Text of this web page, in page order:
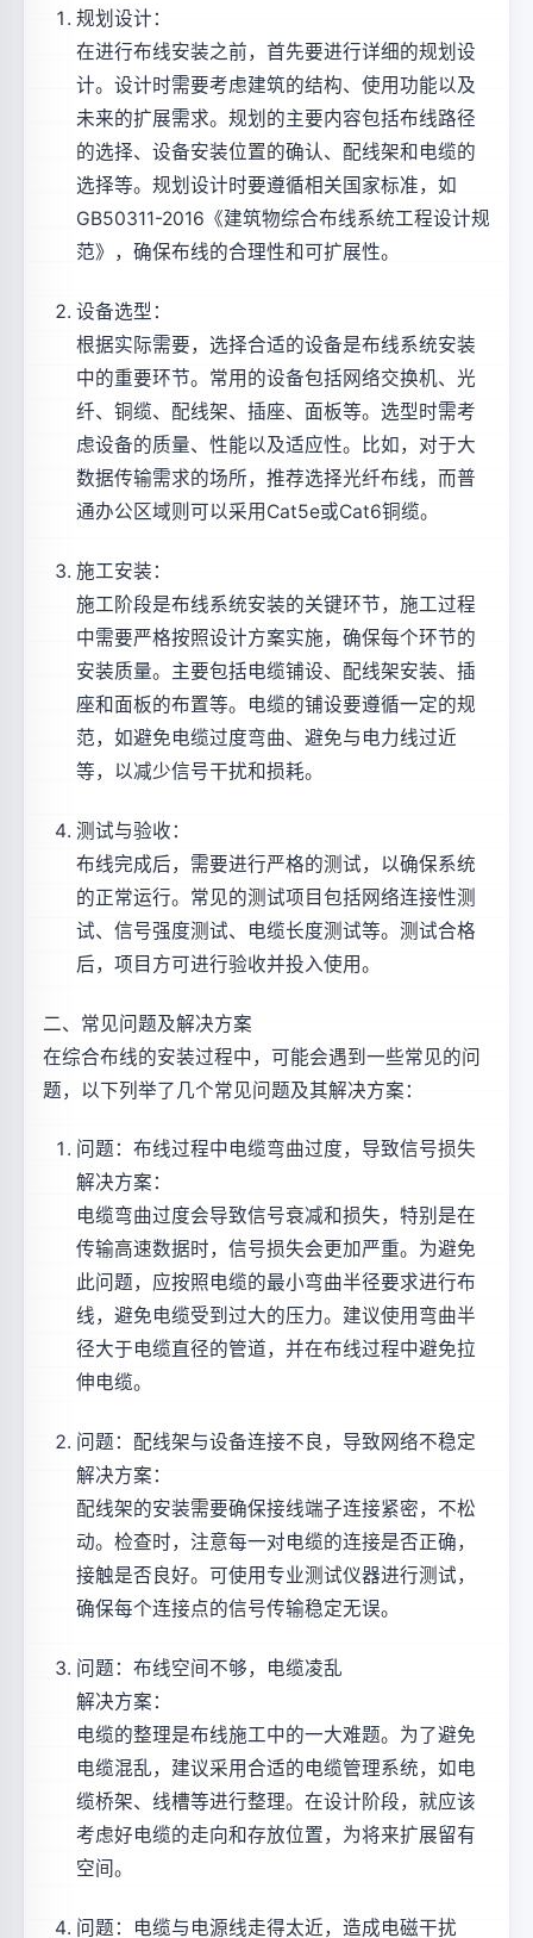
规划设计：
在进行布线安装之前，首先要进行详细的规划设
计。设计时需要考虑建筑的结构、使用功能以及
未来的扩展需求。规划的主要内容包括布线路径
的选择、设备安装位置的确认、配线架和电缆的
选择等。规划设计时要遵循相关国家标准，如
GB50311-2016《建筑物综合布线系统工程设计规
范》，确保布线的合理性和可扩展性。
设备选型：
根据实际需要，选择合适的设备是布线系统安装
中的重要环节。常用的设备包括网络交换机、光
纤、铜缆、配线架、插座、面板等。选型时需考
虑设备的质量、性能以及适应性。比如，对于大
数据传输需求的场所，推荐选择光纤布线，而普
通办公区域则可以采用Cat5e或Cat6铜缆。
施工安装：
施工阶段是布线系统安装的关键环节，施工过程
中需要严格按照设计方案实施，确保每个环节的
安装质量。主要包括电缆铺设、配线架安装、插
座和面板的布置等。电缆的铺设要遵循一定的规
范，如避免电缆过度弯曲、避免与电力线过近
等，以减少信号干扰和损耗。
测试与验收：
布线完成后，需要进行严格的测试，以确保系统
的正常运行。常见的测试项目包括网络连接性测
试、信号强度测试、电缆长度测试等。测试合格
后，项目方可进行验收并投入使用。
二、常见问题及解决方案
在综合布线的安装过程中，可能会遇到一些常见的问
题，以下列举了几个常见问题及其解决方案：
问题：布线过程中电缆弯曲过度，导致信号损失
解决方案：
电缆弯曲过度会导致信号衰减和损失，特别是在
传输高速数据时，信号损失会更加严重。为避免
此问题，应按照电缆的最小弯曲半径要求进行布
线，避免电缆受到过大的压力。建议使用弯曲半
径大于电缆直径的管道，并在布线过程中避免拉
伸电缆。
问题：配线架与设备连接不良，导致网络不稳定
解决方案：
配线架的安装需要确保接线端子连接紧密，不松
动。检查时，注意每一对电缆的连接是否正确，
接触是否良好。可使用专业测试仪器进行测试，
确保每个连接点的信号传输稳定无误。
问题：布线空间不够，电缆凌乱
解决方案：
电缆的整理是布线施工中的一大难题。为了避免
电缆混乱，建议采用合适的电缆管理系统，如电
缆桥架、线槽等进行整理。在设计阶段，就应该
考虑好电缆的走向和存放位置，为将来扩展留有
空间。
问题：电缆与电源线走得太近，造成电磁干扰